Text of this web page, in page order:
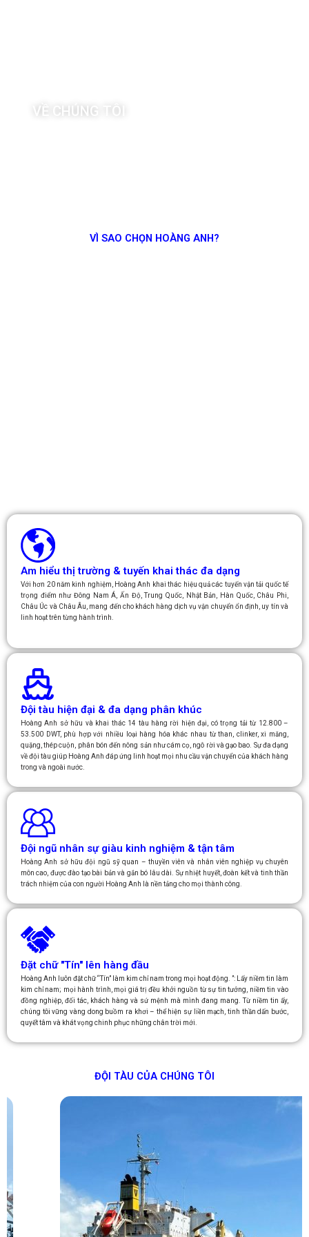
VỀ CHÚNG TÔI
VÌ SAO CHỌN HOÀNG ANH?
Am hiểu thị trường & tuyến khai thác đa dạng
Với hơn 20 năm kinh nghiệm, Hoàng Anh khai thác hiệu quả các tuyến vận tải quốc tế
trọng điểm như Đông Nam Á, Ấn Độ, Trung Quốc, Nhật Bản, Hàn Quốc, Châu Phi,
Châu Úc và Châu Âu, mang đến cho khách hàng dịch vụ vận chuyển ổn định, uy tín và
linh hoạt trên từng hành trình.
Đội tàu hiện đại & đa dạng phân khúc
Hoàng Anh sở hữu và khai thác 14 tàu hàng rời hiện đại, có trọng tải từ 12.800 –
53.500 DWT, phù hợp với nhiều loại hàng hóa khác nhau từ than, clinker, xi măng,
quặng, thép cuộn, phân bón đến nông sản như cám cọ, ngô rời và gạo bao. Sự đa dạng
về đội tàu giúp Hoàng Anh đáp ứng linh hoạt mọi nhu cầu vận chuyển của khách hàng
trong và ngoài nước.
Đội ngũ nhân sự giàu kinh nghiệm & tận tâm
Hoàng Anh sở hữu đội ngũ sỹ quan – thuyền viên và nhân viên nghiệp vụ chuyên
môn cao, được đào tạo bài bản và gắn bó lâu dài. Sự nhiệt huyết, đoàn kết và tinh thần
trách nhiệm của con người Hoàng Anh là nền tảng cho mọi thành công.
Đặt chữ "Tín" lên hàng đầu
Hoàng Anh luôn đặt chữ “Tín” làm kim chỉ nam trong mọi hoạt động. ”: Lấy niềm tin làm
kim chỉ nam; mọi hành trình, mọi giá trị đều khởi nguồn từ sự tin tưởng, niềm tin vào
đồng nghiệp, đối tác, khách hàng và sứ mệnh mà mình đang mang. Từ niềm tin ấy,
chúng tôi vững vàng dong buồm ra khơi – thể hiện sự liền mạch, tinh thần dấn bước,
quyết tâm và khát vọng chinh phục những chân trời mới.
ĐỘI TÀU CỦA CHÚNG TÔI